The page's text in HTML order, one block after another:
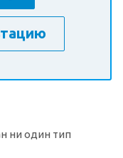
ни один тип